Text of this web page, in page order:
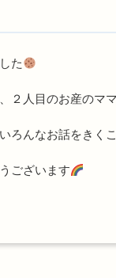
た
２人目のお産のマ
ろんなお話をきく
ございます